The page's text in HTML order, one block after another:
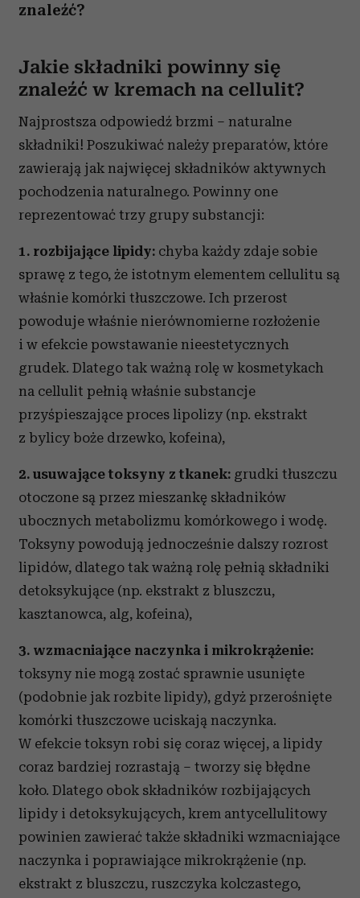
znaleźć?
Jakie składniki powinny się
znaleźć w kremach na cellulit?
Najprostsza odpowiedź brzmi – naturalne
składniki! Poszukiwać należy preparatów, które
zawierają jak najwięcej składników aktywnych
pochodzenia naturalnego. Powinny one
reprezentować trzy grupy substancji:
1. rozbijające lipidy: chyba każdy zdaje sobie
sprawę z tego, że istotnym elementem cellulitu są
właśnie komórki tłuszczowe. Ich przerost
powoduje właśnie nierównomierne rozłożenie
i w efekcie powstawanie nieestetycznych
grudek. Dlatego tak ważną rolę w kosmetykach
na cellulit pełnią właśnie substancje
przyśpieszające proces lipolizy (np. ekstrakt
z bylicy boże drzewko, kofeina),
2. usuwające toksyny z tkanek: grudki tłuszczu
otoczone są przez mieszankę składników
ubocznych metabolizmu komórkowego i wodę.
Toksyny powodują jednocześnie dalszy rozrost
lipidów, dlatego tak ważną rolę pełnią składniki
detoksykujące (np. ekstrakt z bluszczu,
kasztanowca, alg, kofeina),
3. wzmacniające naczynka i mikrokrążenie:
toksyny nie mogą zostać sprawnie usunięte
(podobnie jak rozbite lipidy), gdyż przerośnięte
komórki tłuszczowe uciskają naczynka.
W efekcie toksyn robi się coraz więcej, a lipidy
coraz bardziej rozrastają – tworzy się błędne
koło. Dlatego obok składników rozbijających
lipidy i detoksykujących, krem antycellulitowy
powinien zawierać także składniki wzmacniające
naczynka i poprawiające mikrokrążenie (np.
ekstrakt z bluszczu, ruszczyka kolczastego,